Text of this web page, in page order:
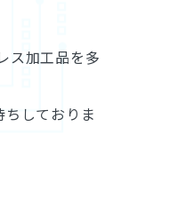
ス加工品を多
ちしておりま